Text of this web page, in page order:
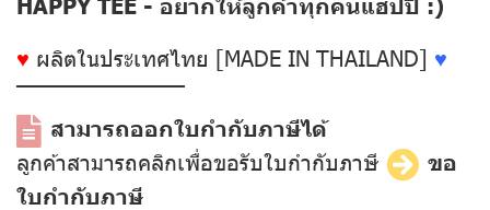
♥ ผลิตในประเทศไทย [MADE IN THAILAND] ♥
––––––––––––––
สามารถออกใบกำกับภาษีได้
ลูกค้าสามารถคลิกเพื่อขอรับใบกำกับภาษี
ขอ
ใบกำกับภาษี